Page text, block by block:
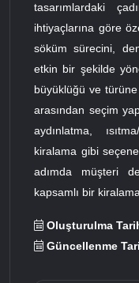
tasarımlardaki
ihtiyaçlarına göre
söküm sürecini,
etkin bir şekilde
büyüklüğü ve
arasından seçim
aydınlatma,
kiralama gibi
adımda müşteri
kapsamlı bir
Oluşturulma
Güncellenme